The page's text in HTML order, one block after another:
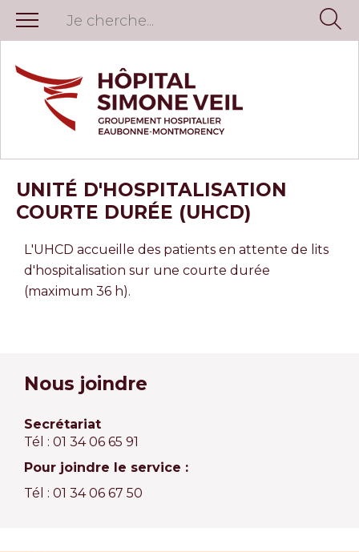
UNITÉ D'HOSPITALISATION
COURTE DURÉE (UHCD)
L'UHCD accueille des patients en attente de lits
d'hospitalisation sur une courte durée
(maximum 36 h).
Nous joindre
Secrétariat
Tél : 01 34 06 65 91
Pour joindre le service :
Tél : 01 34 06 67 50